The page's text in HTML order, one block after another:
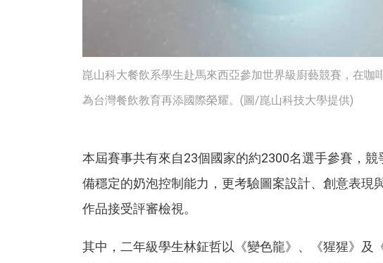
崑山科大餐飲系學生赴馬來西亞參加世界級廚藝競賽，在咖
為台灣餐飲教育再添國際榮耀。(圖/崑山科技大學提供)
本屆賽事共有來自23個國家的約2300名選手參賽，
備穩定的奶泡控制能力，更考驗圖案設計、創意表現
作品接受評審檢視。
其中，二年級學生林鉦哲以《變色龍》、《猩猩》及